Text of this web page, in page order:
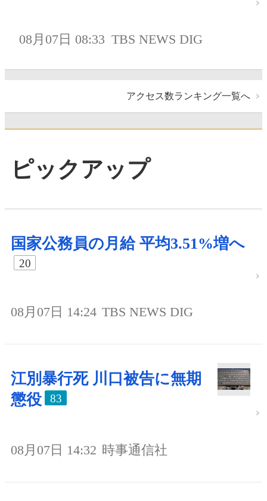
08月07日 08:33 TBS NEWS DIG
アクセス数ランキング一覧へ
ピックアップ
国家公務員の月給 平均3.51%増へ
20
08月07日 14:24 TBS NEWS DIG
江別暴行死 川口被告に無期
懲役
83
08月07日 14:32 時事通信社